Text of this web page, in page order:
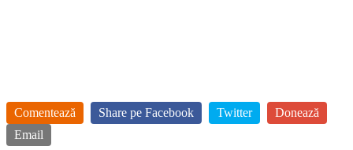
Comentează Share pe Facebook Twitter
Donează
Email